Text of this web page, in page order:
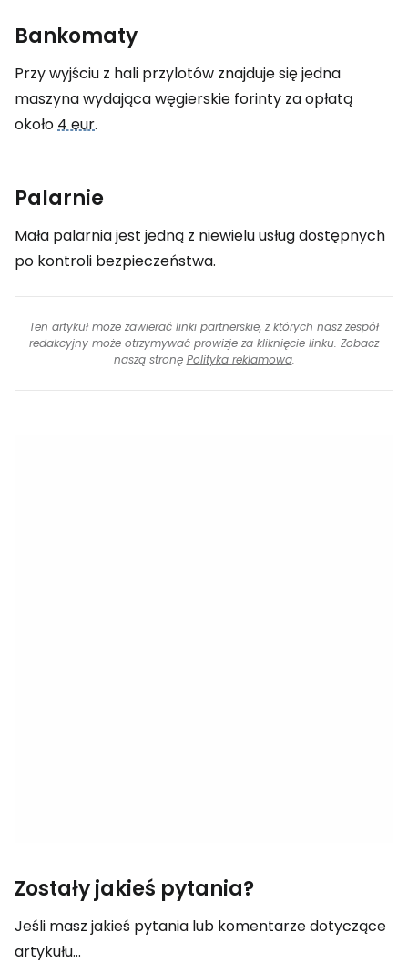
Bankomaty
Przy wyjściu z hali przylotów znajduje się jedna
maszyna wydająca węgierskie forinty za opłatą
około4 eur.
Palarnie
Mała palarnia jest jedną z niewielu usług dostępnych
po kontroli bezpieczeństwa.
Ten artykuł może zawierać linki partnerskie, z których nasz zespół
redakcyjny może otrzymywać prowizje za kliknięcie linku. Zobacz
naszą stronę Polityka reklamowa.
Zostały jakieś pytania?
Jeśli masz jakieś pytania lub komentarze dotyczące
artykułu...